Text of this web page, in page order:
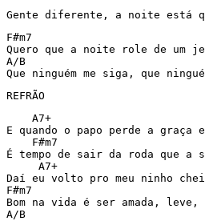
Gente diferente, a noite está
F#m7
Quero que a noite role de um
A/B
REFRÃO
A7+
E quando o papo perde a
F#m7
É tempo de sair da roda que a
A7+
Daí eu volto pro meu ninho
F#m7
Bom na vida é ser amada,
A/B